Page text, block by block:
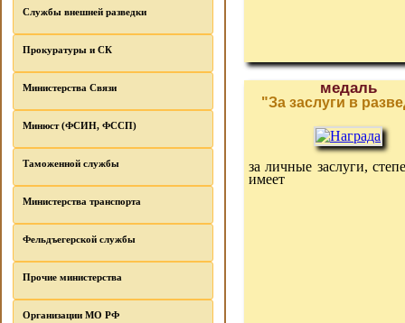
Службы внешней разведки
Прокуратуры и СК
Министерства Связи
Минюст (ФСИН, ФССП)
Таможенной службы
Министерства транспорта
Фельдъегерской службы
Прочие министерства
Организации МО РФ
медаль
"За заслуги в
за личные заслуги,
имеет